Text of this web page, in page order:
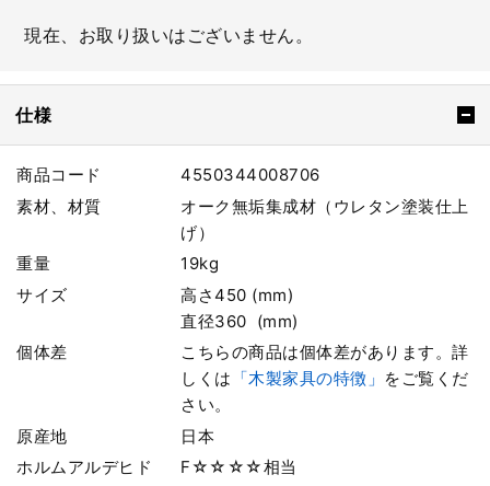
現在、お取り扱いはございません。
仕様
商品コード
4550344008706
素材、材質
オーク無垢集成材（ウレタン塗装仕上
げ）
重量
19kg
サイズ
高さ450 (mm)
直径360 (mm)
個体差
こちらの商品は個体差があります。詳
しくは 「木製家具の特徴」 をご覧くだ
さい。
原産地
日本
ホルムアルデヒド
F☆☆☆☆相当